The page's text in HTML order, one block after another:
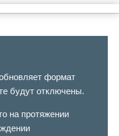
формат
будут отключены.
на протяжении